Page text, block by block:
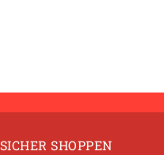
SICHER SHOPPEN